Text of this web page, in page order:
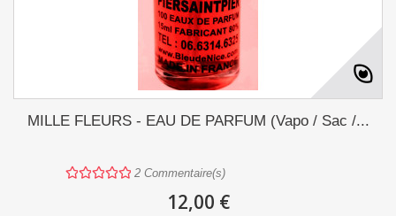
MILLE FLEURS - EAU DE PARFUM (Vapo / Sac /...
2 Commentaire(s)
12,00 €